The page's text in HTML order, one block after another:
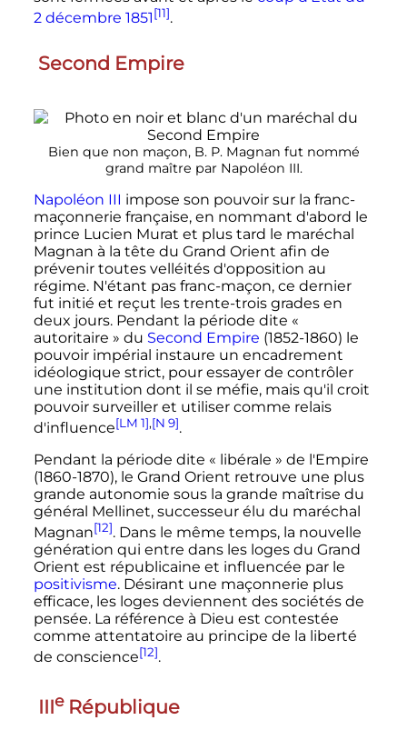
2 décembre 1851[11].
Second Empire
Bien que non maçon, B. P. Magnan fut nommé
grand maître par Napoléon III.
Napoléon III impose son pouvoir sur la franc-
maçonnerie française, en nommant d'abord le
prince Lucien Murat et plus tard le maréchal
Magnan à la tête du Grand Orient afin de
prévenir toutes velléités d'opposition au
régime. N'étant pas franc-maçon, ce dernier
fut initié et reçut les trente-trois grades en
deux jours. Pendant la période dite «
autoritaire » du Second Empire (1852-1860) le
pouvoir impérial instaure un encadrement
idéologique strict, pour essayer de contrôler
une institution dont il se méfie, mais qu'il croit
pouvoir surveiller et utiliser comme relais
d'influence[LM 1],[N 9].
Pendant la période dite « libérale » de l'Empire
(1860-1870), le Grand Orient retrouve une plus
grande autonomie sous la grande maîtrise du
général Mellinet, successeur élu du maréchal
Magnan[12]. Dans le même temps, la nouvelle
génération qui entre dans les loges du Grand
Orient est républicaine et influencée par le
positivisme. Désirant une maçonnerie plus
efficace, les loges deviennent des sociétés de
pensée. La référence à Dieu est contestée
comme attentatoire au principe de la liberté
de conscience[12].
IIIeRépublique